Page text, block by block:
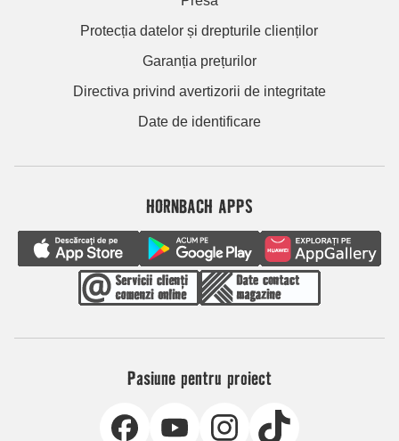
Protecția datelor și drepturile clienților
Garanția prețurilor
Directiva privind avertizorii de integritate
Date de identificare
HORNBACH APPS
Pasiune pentru proiect